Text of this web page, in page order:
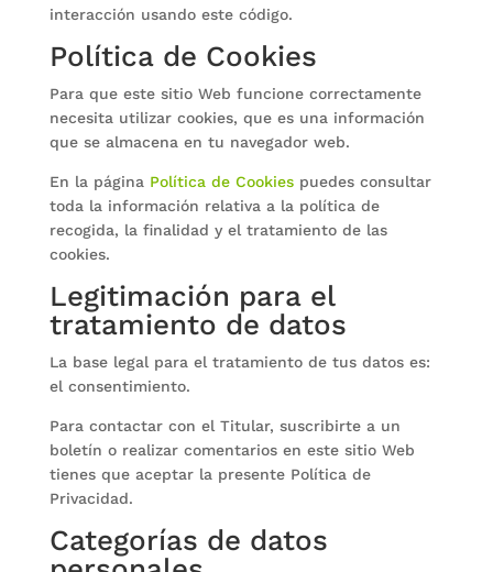
interacción usando este código.
Política de Cookies
Para que este sitio Web funcione correctamente
necesita utilizar cookies, que es una información
que se almacena en tu navegador web.
En la página Política de Cookiespuedes consultar
toda la información relativa a la política de
recogida, la finalidad y el tratamiento de las
cookies.
Legitimación para el
tratamiento de datos
La base legal para el tratamiento de tus datos es:
el consentimiento.
Para contactar con el Titular, suscribirte a un
boletín o realizar comentarios en este sitio Web
tienes que aceptar la presente Política de
Privacidad.
Categorías de datos